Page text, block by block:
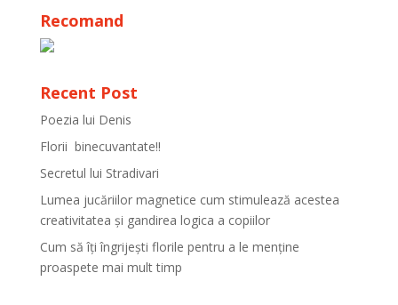
Recomand
Recent Post
Poezia lui Denis
Florii binecuvantate!!
Secretul lui Stradivari
Lumea jucăriilor magnetice cum stimulează acestea
creativitatea și gandirea logica a copiilor
Cum să îți îngrijești florile pentru a le menține
proaspete mai mult timp